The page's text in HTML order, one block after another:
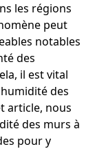
les régions
peut
notables
des
il est vital
des
article, nous
des murs à
pour y